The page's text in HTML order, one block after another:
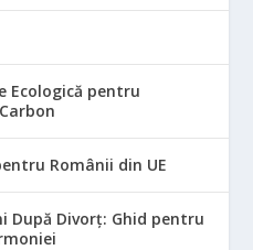
Ecologică pentru
Românii din UE
După Divorț: Ghid pentru